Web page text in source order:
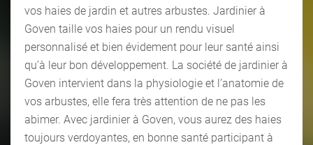
vos haies de jardin et autres arbustes. Jardinier à
Goven taille vos haies pour un rendu visuel
personnalisé et bien évidement pour leur santé ainsi
qu’à leur bon développement. La société de jardinier à
Goven intervient dans la physiologie et l’anatomie de
vos arbustes, elle fera très attention de ne pas les
abimer. Avec jardinier à Goven, vous aurez des haies
toujours verdoyantes, en bonne santé participant à